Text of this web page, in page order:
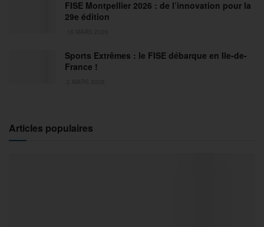
FISE Montpellier 2026 : de l’innovation pour la
29e édition
Sports Extrêmes : le FISE débarque en Ile-de-
France !
Articles populaires